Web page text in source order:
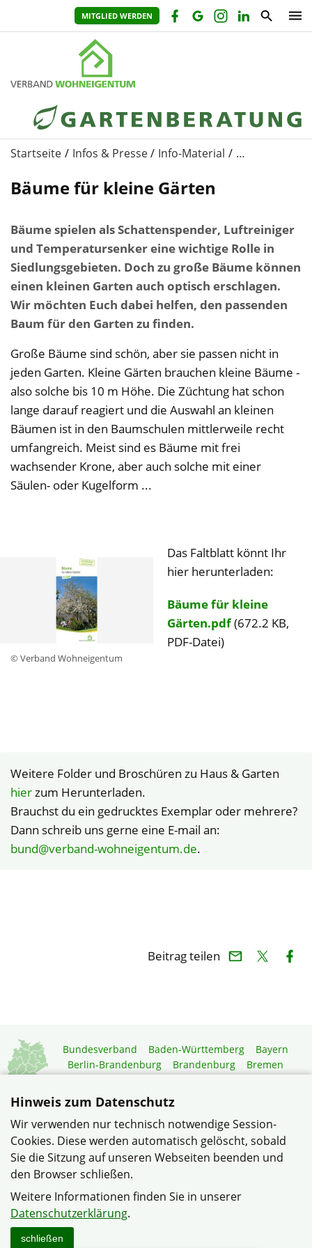
MITGLIED WERDEN
Startseite Infos & Presse Info-Material …
Bäume für kleine Gärten
Bäume spielen als Schattenspender, Luftreiniger
und Temperatursenker eine wichtige Rolle in
Siedlungsgebieten. Doch zu große Bäume können
einen kleinen Garten auch optisch erschlagen.
Wir möchten Euch dabei helfen, den passenden
Baum für den Garten zu finden.
Große Bäume sind schön, aber sie passen nicht in
jeden Garten. Kleine Gärten brauchen kleine Bäume -
also solche bis 10 m Höhe. Die Züchtung hat schon
lange darauf reagiert und die Auswahl an kleinen
Bäumen ist in den Baumschulen mittlerweile recht
umfangreich. Meist sind es Bäume mit frei
wachsender Krone, aber auch solche mit einer
Säulen- oder Kugelform ...
© Verband Wohneigentum
Das Faltblatt könnt Ihr
hier herunterladen:
Bäume für kleine
Gärten.pdf(672.2 KB,
PDF-Datei)
Weitere Folder und Broschüren zu Haus & Garten
hierzum Herunterladen.
Brauchst du ein gedrucktes Exemplar oder mehrere?
Dann schreib uns gerne eine E-mail an:
bund@verband-wohneigentum.de.
Beitrag teilen
Bundesverband Baden-Württemberg
Bayern
Berlin-Brandenburg
Brandenburg
Bremen
Niedersachsen
Rheinland-Pfalz
Saarland
Sachsen-Anhalt
Schleswig-Holstein
Thüringen
Mitgliedermagazin
Gartenberatung
© Verband Wohneigentum e.V. –
Datenschutzerklärung
Hinweis zum Datenschutz
Wir verwenden nur technisch notwendige Session-
Cookies. Diese werden automatisch gelöscht, sobald
Sie die Sitzung auf unseren Webseiten beenden und
den Browser schließen.
Weitere Informationen finden Sie in unserer
Datenschutzerklärung.
schließen